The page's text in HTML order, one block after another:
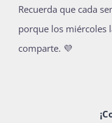
Recuerda que cada
porque los miércoles
comparte. 💜